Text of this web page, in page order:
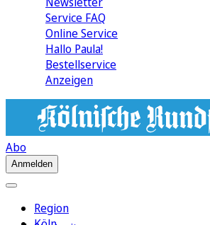
Service FAQ
Online Service
Hallo Paula!
Bestellservice
Anzeigen
Abo
Anmelden
Region